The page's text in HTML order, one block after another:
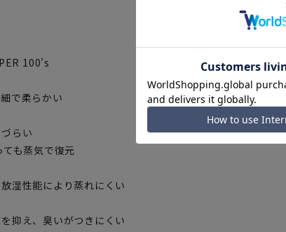
100's
で柔らかい
らい
も蒸気で復元
湿性能により蒸れにくい
抑え、臭いがつきにくい